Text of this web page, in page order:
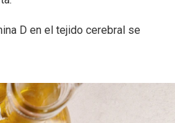
D en el tejido cerebral se